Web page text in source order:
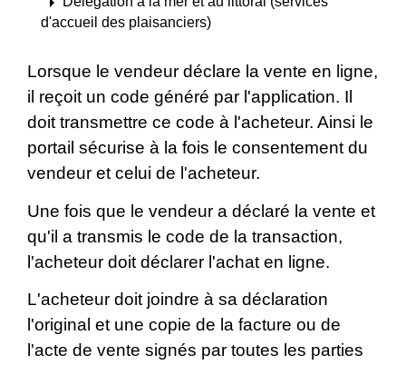
d'accueil des plaisanciers)
Lorsque le vendeur déclare la vente en ligne,
il reçoit un code généré par l'application. Il
doit transmettre ce code à l'acheteur. Ainsi le
portail sécurise à la fois le consentement du
vendeur et celui de l'acheteur.
Une fois que le vendeur a déclaré la vente et
qu'il a transmis le code de la transaction,
l'acheteur doit déclarer l'achat en ligne.
L'acheteur doit joindre à sa déclaration
l'original et une copie de la facture ou de
l'acte de vente signés par toutes les parties